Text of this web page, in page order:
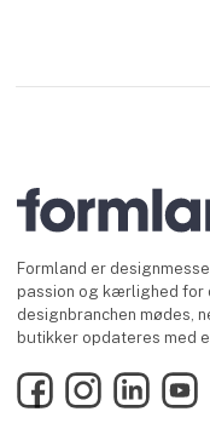
Formland er
passion og kærlighed for
designbranchen mødes,
butikker opdateres med
FacebookInstagramLinkedIn